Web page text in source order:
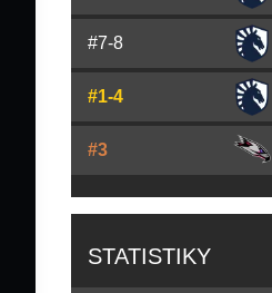
#7-8
#1-4
#3
STATISTIKY